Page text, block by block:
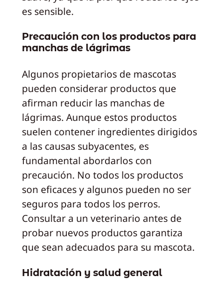
es sensible.
Precaución con los productos para
manchas de lágrimas
Algunos propietarios de mascotas
pueden considerar productos que
afirman reducir las manchas de
lágrimas. Aunque estos productos
suelen contener ingredientes dirigidos
a las causas subyacentes, es
fundamental abordarlos con
precaución. No todos los productos
son eficaces y algunos pueden no ser
seguros para todos los perros.
Consultar a un veterinario antes de
probar nuevos productos garantiza
que sean adecuados para su mascota.
Hidratación y salud general